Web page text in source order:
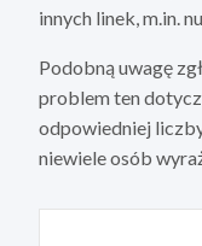
innych linek, m.in.
Podobną uwagę
problem ten
odpowiedniej
niewiele osób